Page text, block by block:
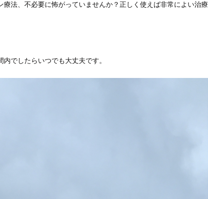
法、不必要に怖がっていませんか？正しく使えば非常によい治療
でしたらいつでも大丈夫です。